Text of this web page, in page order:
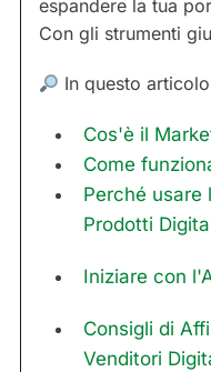
espandere la tua
Con gli strumenti
In questo
Cos'è il
Come
Perché usare
Prodotti
Iniziare con
Consigli di
Venditori